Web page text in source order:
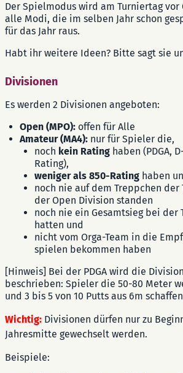
Der Spielmodus wird am Turniertag vor
alle Modi, die im selben Jahr schon
für das Jahr raus.
Habt ihr weitere Ideen? Bitte sagt sie
Divisionen
Es werden 2 Divisionen angeboten:
Open (MPO): offen für Alle
Amateur (MA4): nur für Spieler die,
noch kein Rating haben (PDGA,
Rating),
weniger als 850-Rating haben
noch nie auf dem Treppchen der
der Open Division standen
noch nie ein Gesamtsieg bei der
hatten und
nicht vom Orga-Team in die
spielen bekommen haben
[Hinweis] Bei der PDGA wird die
beschrieben: Spieler die 50-80 Meter
und 3 bis 5 von 10 Putts aus 6m
Wichtig: Divisionen dürfen nur zu
Jahresmitte gewechselt werden.
Beispiele: